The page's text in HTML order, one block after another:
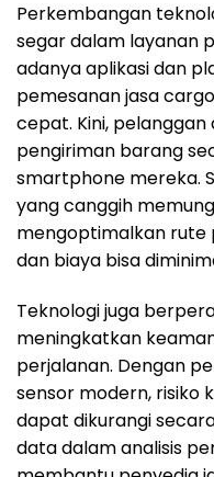
Perkembangan
segar dalam layanan
adanya aplikasi dan
pemesanan jasa
cepat. Kini,
pengiriman barang
smartphone mereka.
yang canggih
mengoptimalkan rute
dan biaya bisa
Teknologi juga
meningkatkan
perjalanan. Dengan
sensor modern, risiko
dapat dikurangi
data dalam analisis